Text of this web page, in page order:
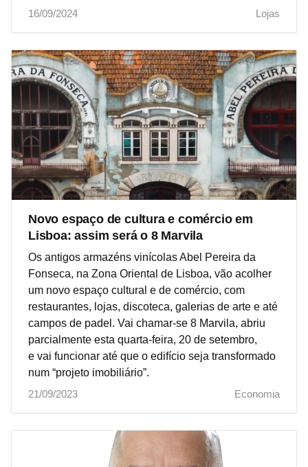
16/09/2024 Lojas
Novo espaço de cultura e comércio em
Lisboa: assim será o 8 Marvila
Os antigos armazéns vinícolas Abel Pereira da
Fonseca, na Zona Oriental de Lisboa, vão acolher
um novo espaço cultural e de comércio, com
restaurantes, lojas, discoteca, galerias de arte e até
campos de padel. Vai chamar-se 8 Marvila, abriu
parcialmente esta quarta-feira, 20 de setembro,
e vai funcionar até que o edifício seja transformado
num “projeto imobiliário”.
21/09/2023
Economia